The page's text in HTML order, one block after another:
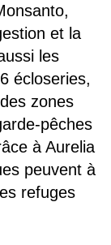
et la
les
écloseries,
zones
pêches
à Aurelia
peuvent à
refuges